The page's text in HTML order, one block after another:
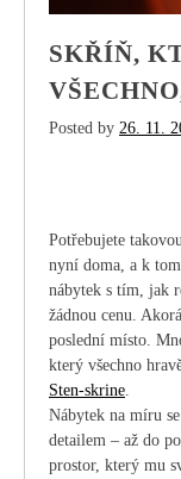
SKŘÍŇ,
Posted by 26. 11.
Potřebujete
nyní doma, a k
nábytek s tím, jak
žádnou cenu.
poslední místo.
který všechno
Sten-skrine
Nábytek na míru
detailem – až do
prostor, který mu